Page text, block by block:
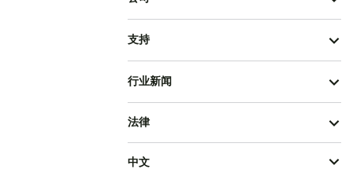
支持
行业新闻
法律
中文